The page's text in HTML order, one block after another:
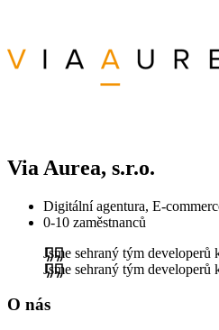
Via Aurea, s.r.o.
Digitální agentura, E-
0-10 zaměstnanců
Jsme sehraný tým
Jsme sehraný tým
O nás